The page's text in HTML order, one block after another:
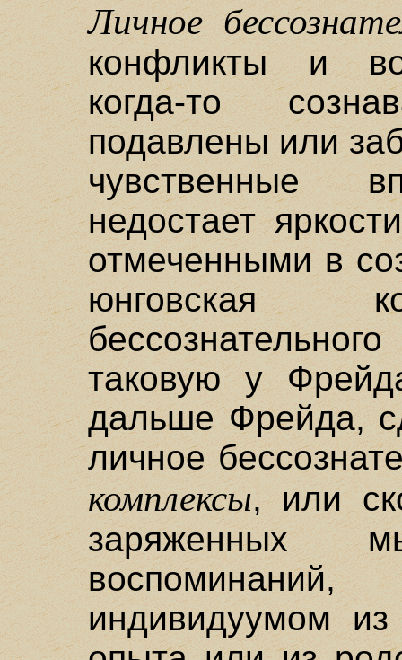
Личное
конфликты и
когда-то
подавлены или
чувственные
недостает
отмеченными в
юнговская
таковую у
дальше Фрейда,
личное
комплексы, или
заряженных
индивидуумом